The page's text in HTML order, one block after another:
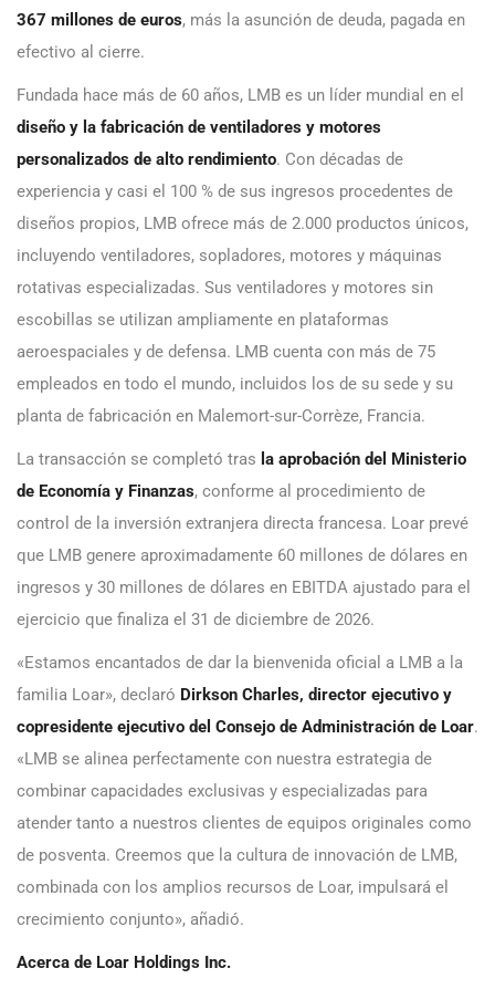
367 millones de euros, más la asunción de deuda, pagada en
efectivo al cierre.
Fundada hace más de 60 años, LMB es un líder mundial en el
diseño y la fabricación de ventiladores y motores
personalizados de alto rendimiento. Con décadas de
experiencia y casi el 100 % de sus ingresos procedentes de
diseños propios, LMB ofrece más de 2.000 productos únicos,
incluyendo ventiladores, sopladores, motores y máquinas
rotativas especializadas. Sus ventiladores y motores sin
escobillas se utilizan ampliamente en plataformas
aeroespaciales y de defensa. LMB cuenta con más de 75
empleados en todo el mundo, incluidos los de su sede y su
planta de fabricación en Malemort-sur-Corrèze, Francia.
La transacción se completó tras la aprobación del Ministerio
de Economía y Finanzas, conforme al procedimiento de
control de la inversión extranjera directa francesa. Loar prevé
que LMB genere aproximadamente 60 millones de dólares en
ingresos y 30 millones de dólares en EBITDA ajustado para el
ejercicio que finaliza el 31 de diciembre de 2026.
«Estamos encantados de dar la bienvenida oficial a LMB a la
familia Loar», declaró Dirkson Charles, director ejecutivo y
copresidente ejecutivo del Consejo de Administración de Loar.
«LMB se alinea perfectamente con nuestra estrategia de
combinar capacidades exclusivas y especializadas para
atender tanto a nuestros clientes de equipos originales como
de posventa. Creemos que la cultura de innovación de LMB,
combinada con los amplios recursos de Loar, impulsará el
crecimiento conjunto», añadió.
Acerca de Loar Holdings Inc.